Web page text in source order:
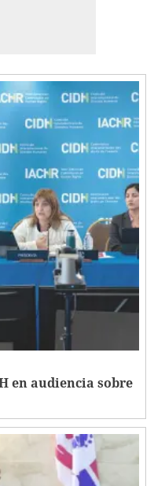
en audiencia sobre